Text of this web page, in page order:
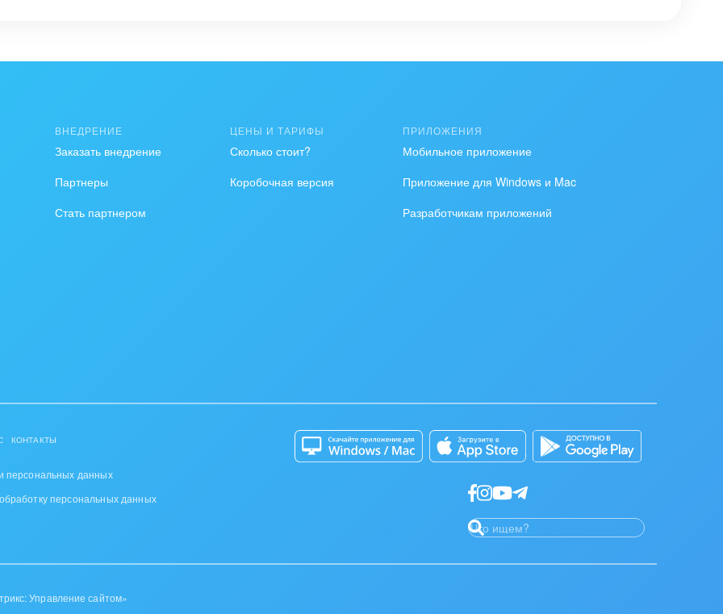
ВНЕДРЕНИЕ
Заказать внедрение
Партнеры
Стать партнером
ЦЕНЫ И ТАРИФЫ
Сколько стоит?
Коробочная версия
ПРИЛОЖЕНИЯ
Мобильное приложение
Приложение для Windows и Mac
Разработчикам приложений
КОНТАКТЫ
персональных данных
персональных данных
Управление сайтом»